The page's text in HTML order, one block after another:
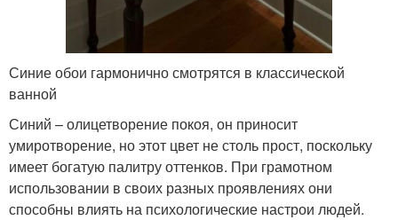
Синие обои гармонично смотрятся в классической
ванной
Синий – олицетворение покоя, он приносит
умиротворение, но этот цвет не столь прост, поскольку
имеет богатую палитру оттенков. При грамотном
использовании в своих разных проявлениях они
способны влиять на психологические настрои людей.